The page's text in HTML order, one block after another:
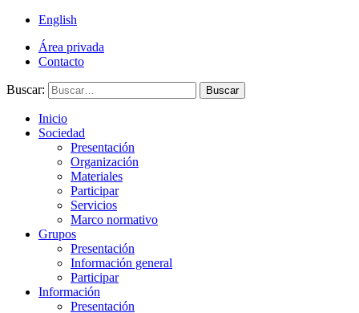
English
Área privada
Contacto
Buscar: Buscar
Inicio
Sociedad
Presentación
Organización
Materiales
Participar
Servicios
Marco normativo
Grupos
Presentación
Información general
Participar
Información
Presentación